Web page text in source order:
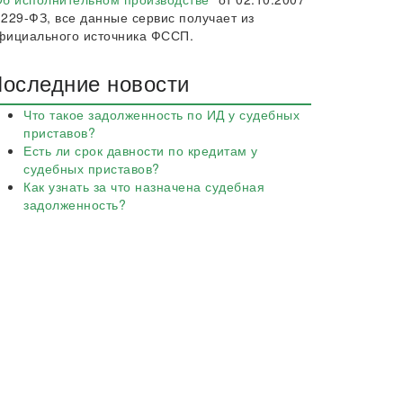
ФЗ, все данные сервис получает из
источника ФССП.
новости
Что такое задолженность по ИД у судебных
приставов?
Есть ли срок давности по кредитам у
судебных приставов?
Как узнать за что назначена судебная
задолженность?